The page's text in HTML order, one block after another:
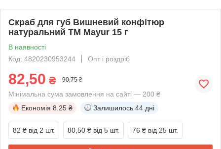
Скраб для губ Вишневий конфітюр
натуральний ТМ Mayur 15 г
В наявності
Код: 4820230953244
Опт і роздріб
82,50 ₴ 90,75 ₴
Мінімальна сума замовлення на сайті — 200 ₴
Економія 8.25 ₴ Залишилось 44 дні
82 ₴ від 2 шт. 80,50 ₴ від 5 шт. 76 ₴ від 25 шт.